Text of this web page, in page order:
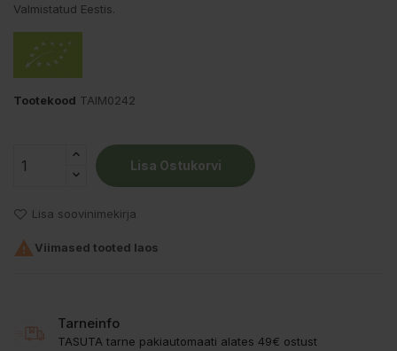
Valmistatud Eestis.
Tootekood TAIM0242
Lisa Ostukorvi
Lisa soovinimekirja
 Viimased tooted laos
Tarneinfo
TASUTA tarne pakiautomaati alates 49€ ostust